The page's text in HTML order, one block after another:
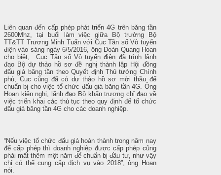
Liên quan đến cấp phép phát triển 4G trên băng tần
2600Mhz, tại buổi làm việc giữa Bộ trưởng Bộ
TT&TT Trương Minh Tuấn với Cục Tần số Vô tuyến
điện vào sáng ngày 6/5/2016, ông Đoàn Quang Hoan
cho biết, Cục Tần số Vô tuyến điện đã trình lãnh
đạo Bộ dự thảo hồ sơ đề nghị thành lập Hội đồng
đấu giá băng tần theo Quyết định Thủ tướng Chính
phủ, Cục cũng đã có dự thảo hồ sơ mời thầu để
chuẩn bị cho việc tổ chức đấu giá băng tần 4G. Ông
Hoan kiến nghị, lãnh đạo Bộ khẩn trương chỉ đạo về
việc triển khai các thủ tục theo quy định để tổ chức
đấu giá băng tần 4G cho các doanh nghiệp.
“Nếu việc tổ chức đấu giá hoàn thành trong năm nay
để cấp phép thì doanh nghiệp được cấp phép cũng
phải mất thêm một năm để chuẩn bị đầu tư, như vậy
chỉ có thể cung cấp dịch vụ vào 2018”, ông Hoan
nói.